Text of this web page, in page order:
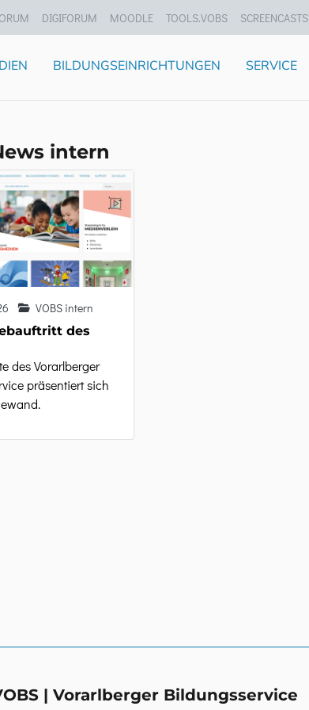
DIGIFORUM MOODLE TOOLS.VOBS SCREENCASTS
BILDUNGSEINRICHTUNGEN SERVICE
intern
VOBS intern
des
des Vorarlberger
präsentiert sich
| Vorarlberger Bildungsservice